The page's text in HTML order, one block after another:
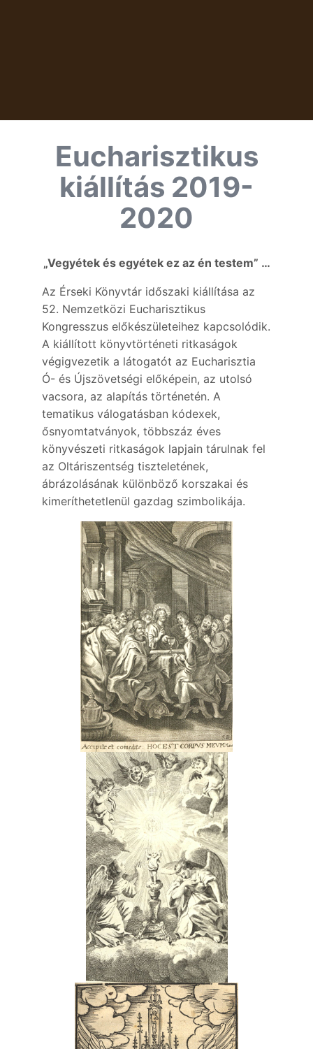
Eucharisztikus
kiállítás 2019-
2020
„Vegyétek és egyétek ez az én testem” …
Az Érseki Könyvtár időszaki kiállítása az
52. Nemzetközi Eucharisztikus
Kongresszus előkészületeihez kapcsolódik.
A kiállított könyvtörténeti ritkaságok
végigvezetik a látogatót az Eucharisztia
Ó- és Újszövetségi előképein, az utolsó
vacsora, az alapítás történetén. A
tematikus válogatásban kódexek,
ősnyomtatványok, többszáz éves
könyvészeti ritkaságok lapjain tárulnak fel
az Oltáriszentség tiszteletének,
ábrázolásának különböző korszakai és
kimeríthetetlenül gazdag szimbolikája.